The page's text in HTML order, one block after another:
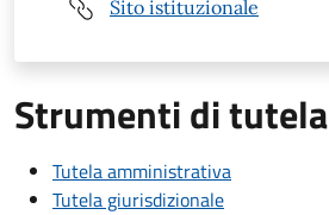
Sito istituzionale
Strumenti di tutela
Tutela amministrativa
Tutela giurisdizionale